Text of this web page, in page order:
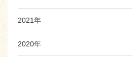
2021年
2020年